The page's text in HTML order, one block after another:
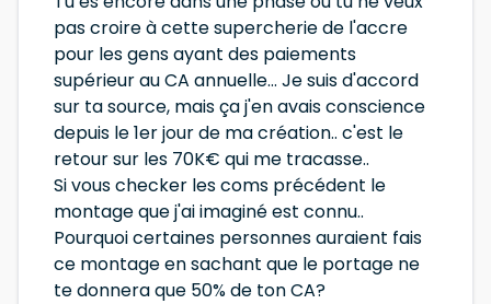
pas croire à cette supercherie de l'accre
pour les gens ayant des paiements
supérieur au CA annuelle... Je suis d'accord
sur ta source, mais ça j'en avais conscience
depuis le 1er jour de ma création.. c'est le
retour sur les 70K€ qui me tracasse..
Si vous checker les coms précédent le
montage que j'ai imaginé est connu..
Pourquoi certaines personnes auraient fais
ce montage en sachant que le portage ne
te donnera que 50% de ton CA?